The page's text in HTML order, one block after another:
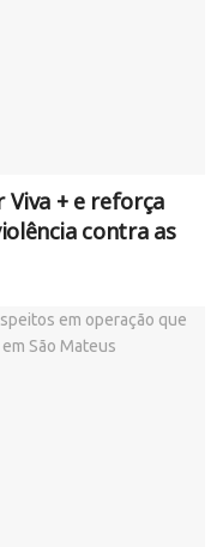
Viva + e reforça
contra as